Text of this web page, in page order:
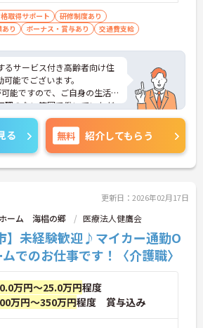
取得サポート
研修制度あり
り
ボーナス・賞与あり 交通費支給
るサービス付き高齢者向け住
能でございます。
能ですので、ご自身の生活
理のない範囲で働いていただ
接対策ポイントなど、さら
ますのでお気軽にご相談くだ
る 無料 紹介してもらう
更新日：2026年02月17日
ーム 海椙の郷 医療法人健鷹会
】未経験歓迎♪マイカー通勤O
でのお仕事です！〈介護職〉
万円～25.0万円程度
万円～350万円程度 賞与込み